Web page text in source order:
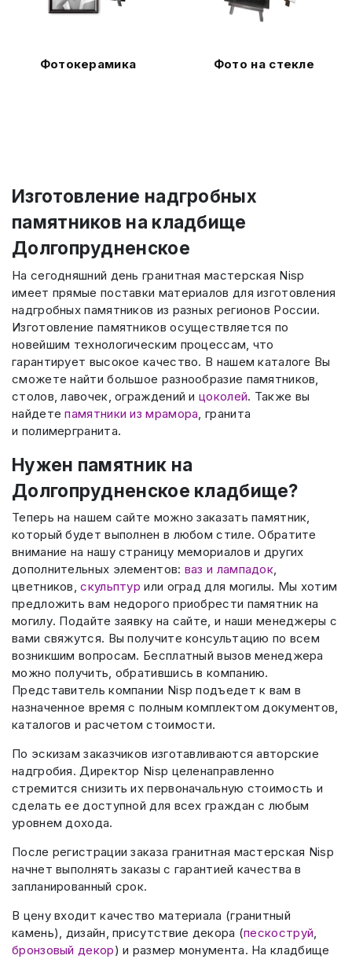
Фотокерамика Фото на стекле
Изготовление надгробных
памятников на кладбище
Долгопрудненское
На сегодняшний день гранитная мастерская Nisp
имеет прямые поставки материалов для изготовления
надгробных памятников из разных регионов России.
Изготовление памятников осуществляется по
новейшим технологическим процессам, что
гарантирует высокое качество. В нашем каталоге Вы
сможете найти большое разнообразие памятников,
столов, лавочек, ограждений ицоколей. Также вы
найдетепамятники из мрамора, гранита
и полимергранита.
Нужен памятник на
Долгопрудненское кладбище?
Теперь на нашем сайте можно заказать памятник,
который будет выполнен в любом стиле. Обратите
внимание на нашу страницу мемориалов и других
дополнительных элементов: ваз и лампадок,
цветников,скульптур или оград для могилы. Мы хотим
предложить вам недорого приобрести памятник на
могилу. Подайте заявку на сайте, и наши менеджеры с
вами свяжутся. Вы получите консультацию по всем
возникшим вопросам. Бесплатный вызов менеджера
можно получить, обратившись в компанию.
Представитель компании Nisp подъедет к вам в
назначенное время с полным комплектом документов,
каталогов и расчетом стоимости.
По эскизам заказчиков изготавливаются авторские
надгробия. Директор Nisp целенаправленно
стремится снизить их первоначальную стоимость и
сделать ее доступной для всех граждан с любым
уровнем дохода.
После регистрации заказа гранитная мастерская Nisp
начнет выполнять заказы с гарантией качества в
запланированный срок.
В цену входит качество материала (гранитный
камень), дизайн, присутствие декора (пескоструй,
бронзовый декор) и размер монумента. На кладбище